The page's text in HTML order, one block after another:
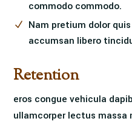
commodo commodo.
Nam pretium dolor
accumsan libero
Retention
eros congue vehicula
ullamcorper lectus massa